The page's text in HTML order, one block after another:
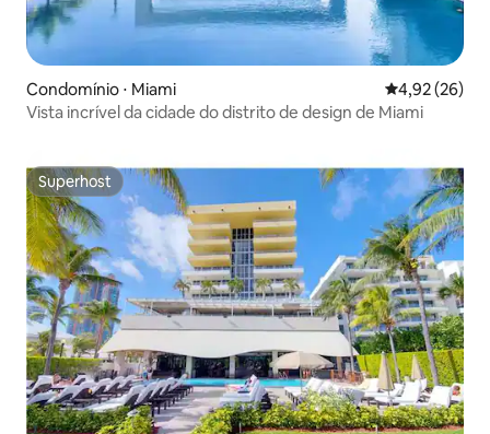
Condomínio ⋅ Miami 4,92 de uma
4,92 (26)
Vista incrível da cidade do distrito de design de Miami
Superhost
Superhost